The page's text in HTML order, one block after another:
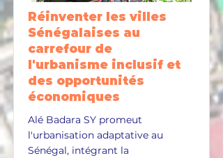
Réinventer les villes
Sénégalaises au
carrefour de
l'urbanisme inclusif et
des opportunités
économiques
Alé Badara SY promeut
l'urbanisation adaptative au
Sénégal, intégrant la